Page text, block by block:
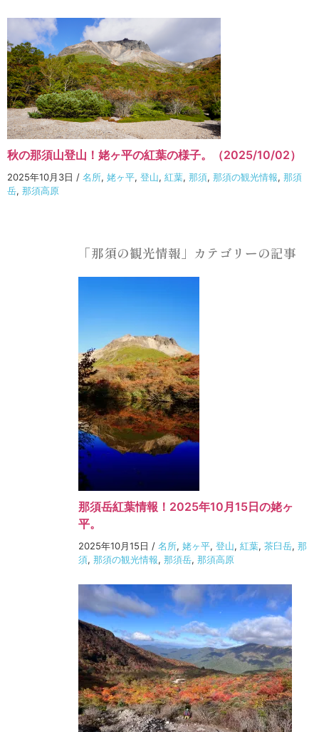
秋の那須山登山！姥ヶ平の紅葉の様子。（2025/10/02）
2025年10月3日 / 名所, 姥ヶ平, 登山, 紅葉, 那須, 那須の観光情報, 那須
岳, 那須高原
「那須の観光情報」カテゴリーの記事
那須岳紅葉情報！2025年10月15日の姥ヶ
平。
2025年10月15日 / 名所, 姥ヶ平, 登山, 紅葉, 茶臼岳, 那
須, 那須の観光情報, 那須岳, 那須高原